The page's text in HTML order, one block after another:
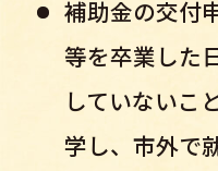
補助金の交付
等を卒業した
していないこ
学し、市外で